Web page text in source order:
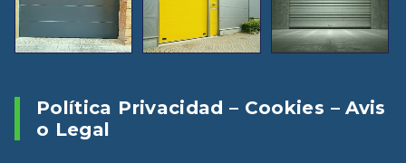
Política Privacidad – Cookies – Avis
O Legal